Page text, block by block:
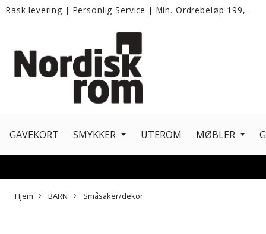
Rask levering | Personlig Service | Min. Ordrebeløp 199,-
GAVEKORT SMYKKER UTEROM MØBLER
Hjem BARN Småsaker/dekor